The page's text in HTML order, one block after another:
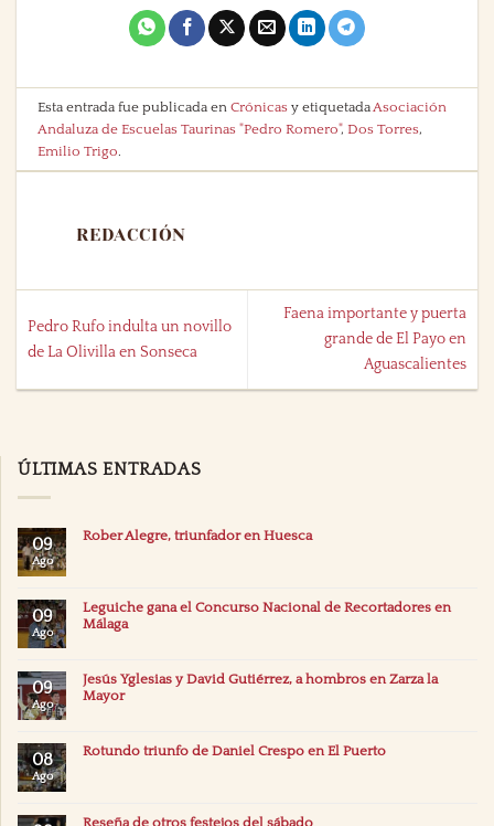
Esta entrada fue publicada enCrónicas y etiquetada Asociación
Andaluza de Escuelas Taurinas "Pedro Romero",Dos Torres,
Emilio Trigo
REDACCIÓN
Pedro Rufo indulta un novillo
de La Olivilla en Sonseca
Faena importante y puerta
grande de El Payo en
Aguascalientes
ÚLTIMAS ENTRADAS
09
Ago
Rober Alegre, triunfador en Huesca
09
Ago
Leguiche gana el Concurso Nacional de Recortadores en
Málaga
09
Ago
Jesús Yglesias y David Gutiérrez, a hombros en Zarza la
Mayor
08
Ago
Rotundo triunfo de Daniel Crespo en El Puerto
Reseña de otros festejos del sábado